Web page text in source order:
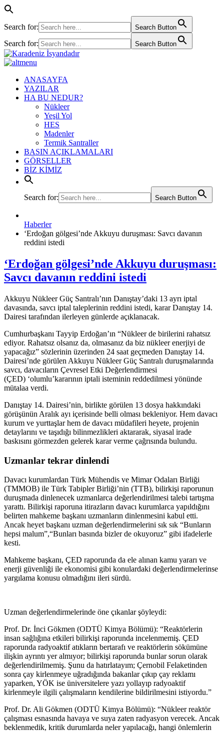
Search for: Search Button
Search for: Search Button
ANASAYFA
YAZILAR
HA BU NEDUR?
Nükleer
Yeşil Yol
HES
Madenler
Termik Santraller
BASIN AÇIKLAMALARI
GÖRSELLER
BİZ KİMİZ
Search for: Search Button
Haberler
‘Erdoğan gölgesi’nde Akkuyu duruşması: Savcı davanın
reddini istedi
‘Erdoğan gölgesi’nde Akkuyu duruşması:
Savcı davanın reddini istedi
Akkuyu Nükleer Güç Santralı’nın Danıştay’daki 13 ayrı iptal
davasında, savcı iptal taleplerinin reddini istedi, karar Danıştay 14.
Dairesi tarafından ilerleyen günlerde açıklanacak.
Cumhurbaşkanı Tayyip Erdoğan’ın “Nükleer de birilerini rahatsız
ediyor. Rahatsız olsanız da, olmasanız da biz nükleer enerjiyi de
yapacağız” sözlerinin üzerinden 24 saat geçmeden Danıştay 14.
Dairesi’nde görülen Akkuyu Nükleer Güç Santralı duruşmalarında
savcı, davacıların Çevresel Etki Değerlendirmesi
(ÇED) ‘olumlu’kararının iptali isteminin reddedilmesi yönünde
mütalaa verdi.
Danıştay 14. Dairesi’nin, birlikte görülen 13 dosya hakkındaki
görüşünün Aralık ayı içerisinde belli olması bekleniyor. Hem davacı
kurum ve yurttaşlar hem de davacı müdafileri heyete, projenin
detaylarını ve taşıdığı bilinmezlikleri aktararak, siyasal irade
baskısını görmezden gelerek karar verme çağrısında bulundu.
Uzmanlar tekrar dinlendi
Davacı kurumlardan Türk Mühendis ve Mimar Odaları Birliği
(TMMOB) ile Türk Tabipler Birliği’nin (TTB), bilirkişi raporunun
duruşmada dinlenecek uzmanlarca değerlendirilmesi talebi tartışma
yarattı. Bilirkişi raporuna itirazların davacı kurumlarca yapıldığını
belirten mahkeme başkanı uzmanların dinlenmesini kabul etti.
Ancak heyet başkanı uzman değerlendirmelerini sık sık “Bunların
hepsi malum”,“Bunları basında bizler de okuyoruz” gibi ifadelerle
kesti.
Mahkeme başkanı, ÇED raporunda da ele alınan kamu yararı ve
enerji güvenliği ile ekonomisi gibi konulardaki değerlendirmelerinse
yargılama konusu olmadığını ileri sürdü.
Uzman değerlendirmelerinde öne çıkanlar şöyleydi:
Prof. Dr. İnci Gökmen (ODTÜ Kimya Bölümü): “Reaktörlerin
insan sağlığına etkileri bilirkişi raporunda incelenmemiş. ÇED
raporunda radyoaktif atıkların bertarafı ve reaktörlerin sökümüne
ilişkin ayrıntı yer almıyor; bilirkişi raporunda bunlar sorun olarak
değerlendirilmemiş. Şunu da hatırlatayım; Çernobil Felaketinden
sonra çay kirlenmeye uğradığında bakanlar çıkıp çay reklamı
yaparken, YÖK ise üniversitelere yazı yollayıp radyoaktif
kirlenmeyle ilgili çalışmaların kendilerine bildirilmesini istiyordu.”
Prof. Dr. Ali Gökmen (ODTÜ Kimya Bölümü): “Nükleer reaktör
çalışması esnasında havaya ve suya zaten radyasyon verecek. Ancak
beklenmedik, kritik durumlarda neler yapılacağı, hangi önlemlerin